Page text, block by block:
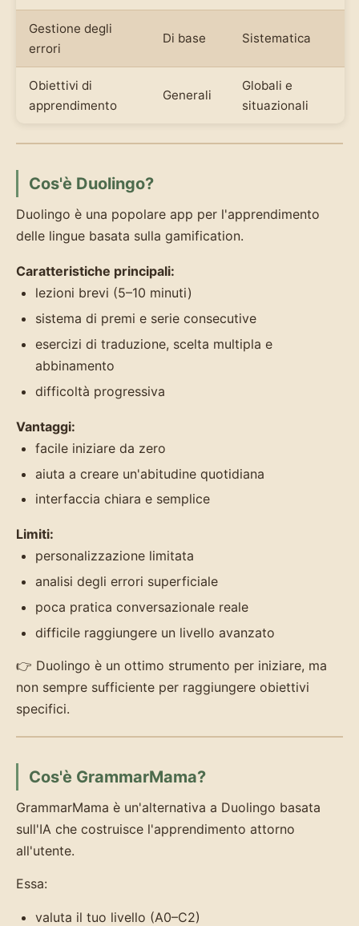
Gestione degli
errori
Di base Sistematica
Obiettivi di
apprendimento
Generali
Globali e
situazionali
Cos'è Duolingo?
Duolingo è una popolare app per l'apprendimento
delle lingue basata sulla gamification.
Caratteristiche principali:
lezioni brevi (5–10 minuti)
sistema di premi e serie consecutive
esercizi di traduzione, scelta multipla e
abbinamento
difficoltà progressiva
Vantaggi:
facile iniziare da zero
aiuta a creare un'abitudine quotidiana
interfaccia chiara e semplice
Limiti:
personalizzazione limitata
analisi degli errori superficiale
poca pratica conversazionale reale
difficile raggiungere un livello avanzato
👉 Duolingo è un ottimo strumento per iniziare, ma
non sempre sufficiente per raggiungere obiettivi
specifici.
Cos'è GrammarMama?
GrammarMama è un'alternativa a Duolingo basata
sull'IA che costruisce l'apprendimento attorno
all'utente.
Essa:
valuta il tuo livello (A0–C2)